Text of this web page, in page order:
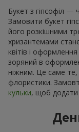
Букет з гіпсофіл —
Замовити букет
його розкішними
хризантемами
квітів і
зоряний в
ніжним. Це саме те,
флористики.
кульки, щоб додати